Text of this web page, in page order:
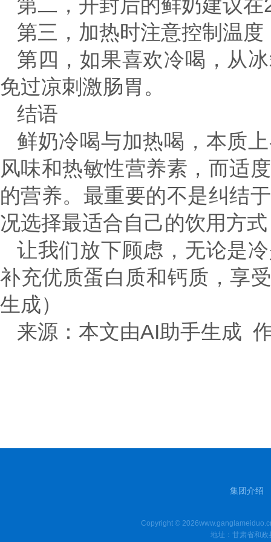
第二，开封后的鲜奶建议
第三，加热时注意控制温
第四，如果喜欢冷喝，从
免过凉刺激肠胃。
结语
鲜奶冷喝与加热喝，本质
风味和热敏性营养素，而适
的营养。最重要的不是纠结
况选择最适合自己的饮用方
让我们放下顾虑，无论是
补充优质蛋白质和钙质，享
生成）
来源：本文由AI助手生成
集团介绍
Copyright ©
地址：甘肃省和